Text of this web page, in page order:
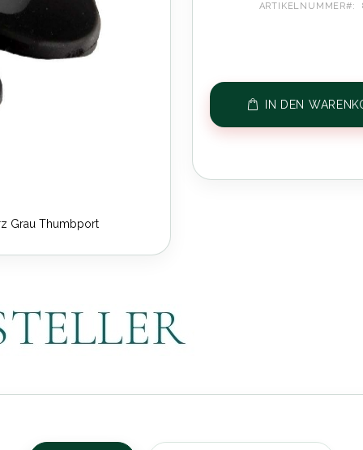
Grau Thumbport
ARTIKELNUMMER
IN DEN